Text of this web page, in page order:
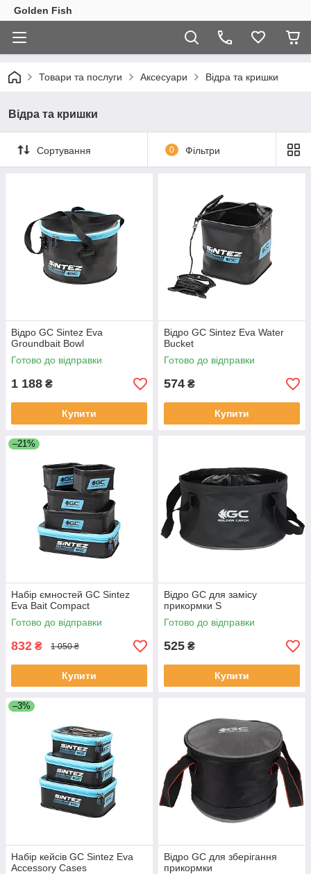
Golden Fish
Товари та послуги Аксесуари Відра та кришки
Відра та кришки
Сортування 0 Фільтри
Відро GC Sintez Eva
Groundbait Bowl
Готово до відправки
1 188 ₴
Купити
Відро GC Sintez Eva Water
Bucket
Готово до відправки
574 ₴
Купити
–21%
Набір ємностей GC Sintez
Eva Bait Compact
Готово до відправки
832 ₴ 1 050 ₴
Купити
Відро GC для замісу
прикормки S
Готово до відправки
525 ₴
Купити
–3%
Набір кейсів GC Sintez Eva
Accessory Cases
Відро GC для зберігання
прикормки